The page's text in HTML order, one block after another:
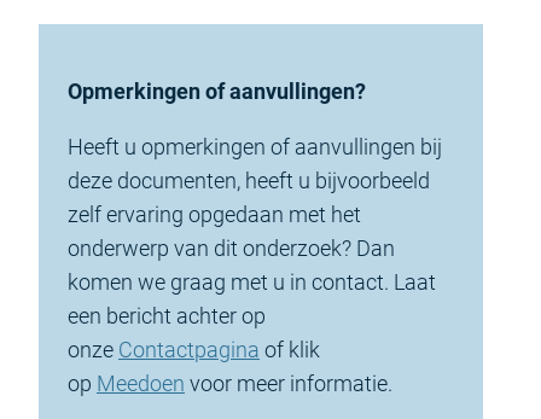
Opmerkingen of aanvullingen?
Heeft u opmerkingen of aanvullingen bij
deze documenten, heeft u bijvoorbeeld
zelf ervaring opgedaan met het
onderwerp van dit onderzoek? Dan
komen we graag met u in contact. Laat
een bericht achter op
onze Contactpagina of klik
op Meedoen voor meer informatie.